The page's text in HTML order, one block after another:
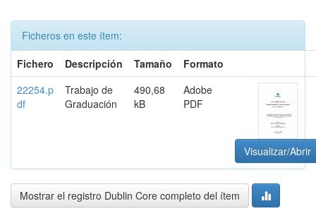
Ficheros en este ítem:
Fichero
Descripción Tamaño
Formato
22254.p
df
Trabajo de
Graduación
490,68
kB
Adobe
PDF
Visualizar/Abrir
Mostrar el registro Dublin Core completo del ítem